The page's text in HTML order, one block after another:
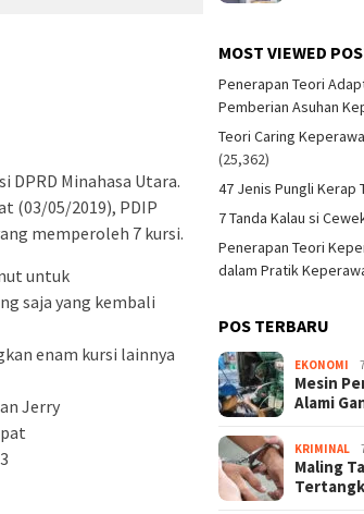
DPRD Minahasa Utara.
(03/05/2019), PDIP
memperoleh 7 kursi.
untuk
saja yang kembali
enam kursi lainnya
Jerry
MOST VIEWED
Penerapan Teori
Pemberian Asuhan
Teori Caring
(25,362)
47 Jenis Pungli Kerap
7 Tanda Kalau si
Penerapan Teori
dalam Pratik
POS TERBARU
EKONOMI
Mesin
Alami
KRIMINAL
Maling